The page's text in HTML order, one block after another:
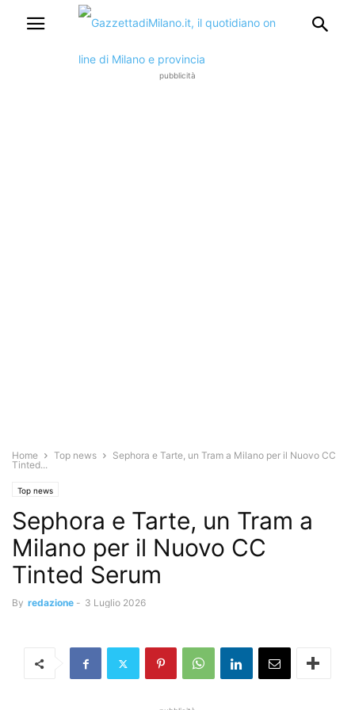
pubblicità
Home Top news
Sephora e Tarte, un Tram a Milano per il Nuovo CC
Tinted...
Top news
Sephora e Tarte, un Tram a
Milano per il Nuovo CC
Tinted Serum
By redazione - 3 Luglio 2026